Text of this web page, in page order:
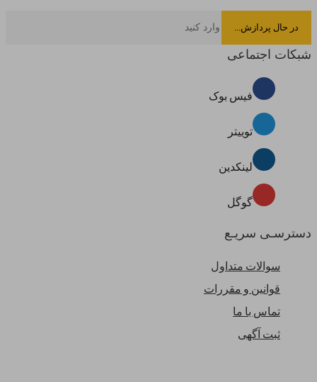
شبکات اجتماعی
فیس بوک
توییتر
لینکدین
گوگل
دسترسـی سریـع
سوالات متداول
قوانین و مقررات
تماس با ما
ثبت آگهی